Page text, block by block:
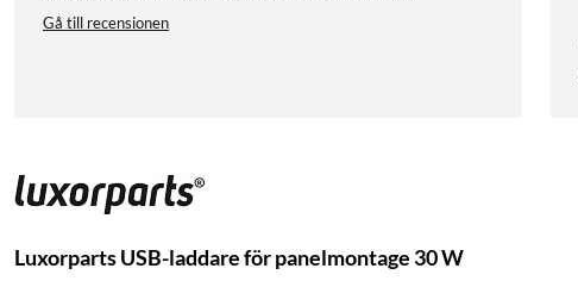
Gå till recensionen
Luxorparts USB-laddare för panelmontage 30 W